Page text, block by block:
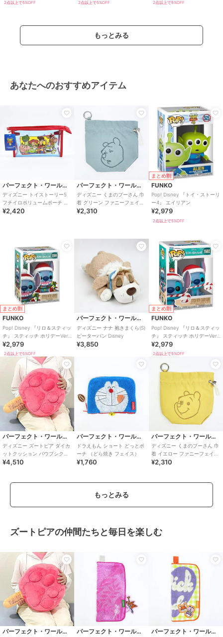
2点以上で5%OFF 2点以上で5%OFF 2点以上で5%OFF
もっとみる
あなたへのおすすめアイテム
パーフェクト・ワールド・トーキョー
ディズニー トイストーリー5
フチイロボリュームポーチ 集
合 Disney
¥2,420
パーフェクト・ワールド・トーキョー
ディズニー くまのプーさん 巾
着 グリーン ファニーフェイス
Disney
¥2,310
まとめ割
FUNKO
Pop! Disney 『トイ・ストーリ
ー4』 エイリアン
¥2,979
2点以上で5%OFF
まとめ割
FUNKO
Pop! Disney 『リロ＆スティッ
チ』 スティッチ ホリデーVer.
ライト付き
¥2,979
2点以上で5%OFF
パーフェクト・ワールド・トーキョー
ディズニー ナナ 抱きまくら(S)
ピーターパン Disney
¥3,850
まとめ割
FUNKO
Pop! Disney 『リロ＆スティッ
チ』 スティッチ ホリデーVer.
キャンディケーン付き
¥2,979
2点以上で5%OFF
パーフェクト・ワールド・トーキョー
ディズニー ズートピア ダイカ
ットクッション パウプシクル
クッション Disney
¥4,510
パーフェクト・ワールド・トーキョー
ドラえもん ショート どっとポ
ーチ （どら焼き フェイス）
¥1,760
パーフェクト・ワールド・トーキョー
ディズニー くまのプーさん 巾
着 イエロー ファニーフェイス
Disney
¥2,310
もっとみる
ズートピアの仲間たちと毎日を楽しむ
パーフェクト・ワールド・トーキョー パーフェクト・ワールド・トーキョー パーフェクト・ワールド・トーキョー